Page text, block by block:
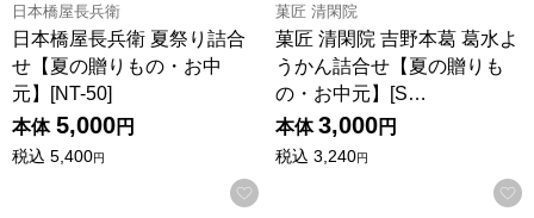
日本橋屋長兵衛
日本橋屋長兵衛 夏祭り詰合
せ【夏の贈りもの・お中
元】[NT-50]
本体 5,000円
税込 5,400円
お気に入りに登録する
菓匠 清閑院
菓匠 清閑院 吉野本葛 葛水よ
うかん詰合せ【夏の贈りも
の・お中元】[S…
本体 3,000円
税込 3,240円